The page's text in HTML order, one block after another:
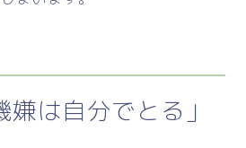
は自分でとる」